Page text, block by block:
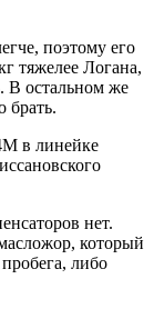
поэтому его
тяжелее Логана,
В остальном же
брать.
в линейке
нет.
который
либо